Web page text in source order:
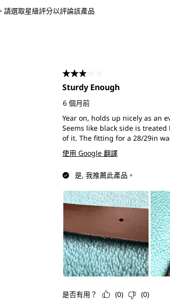
請選取星級評分以評論該產品
3星，共5星。
Sturdy Enough
6 個月前
Year on, holds up nicely as an
Seems like black side is
of it. The fitting for a 28/29in
使用 Google 翻譯
是, 我推薦此產品。
是否有用？ (0) (0)